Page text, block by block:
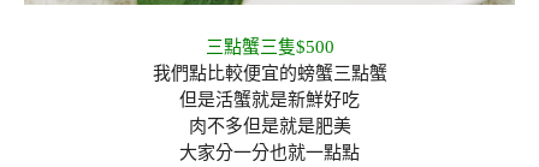
三點蟹三隻$500
我們點比較便宜的螃蟹三點蟹
但是活蟹就是新鮮好吃
肉不多但是就是肥美
大家分一分也就一點點